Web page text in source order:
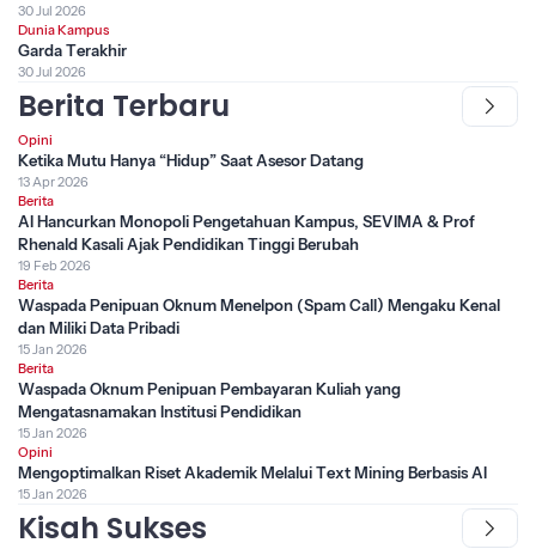
30 Jul 2026
Dunia Kampus
Garda Terakhir
30 Jul 2026
Berita Terbaru
Opini
Ketika Mutu Hanya “Hidup” Saat Asesor Datang
13 Apr 2026
Berita
AI Hancurkan Monopoli Pengetahuan Kampus, SEVIMA & Prof
Rhenald Kasali Ajak Pendidikan Tinggi Berubah
19 Feb 2026
Berita
Waspada Penipuan Oknum Menelpon (Spam Call) Mengaku Kenal
dan Miliki Data Pribadi
15 Jan 2026
Berita
Waspada Oknum Penipuan Pembayaran Kuliah yang
Mengatasnamakan Institusi Pendidikan
15 Jan 2026
Opini
Mengoptimalkan Riset Akademik Melalui Text Mining Berbasis AI
15 Jan 2026
Kisah Sukses